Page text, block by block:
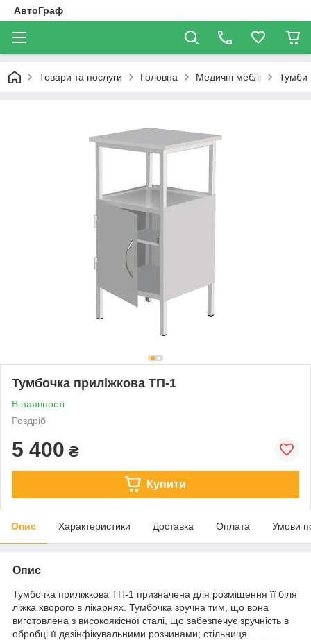
АвтоГраф
Товари та послуги Головна Медичні меблі Тумби
Тумбочка приліжкова ТП-1
В наявності
Роздріб
5 400 ₴
Купити
Опис Характеристики Доставка Оплата Умови
Опис
Тумбочка приліжкова ТП-1 призначена для розміщення її біля
ліжка хворого в лікарнях. Тумбочка зручна тим, що вона
виготовлена з високоякісної сталі, що забезпечує зручність в
обробці її дезінфікувальними розчинами; стільниця